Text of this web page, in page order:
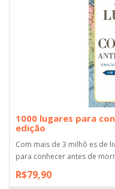
1000 lugares para
edição
Com mais de 3 milhõ es de
para conhecer antes de
R$79,90